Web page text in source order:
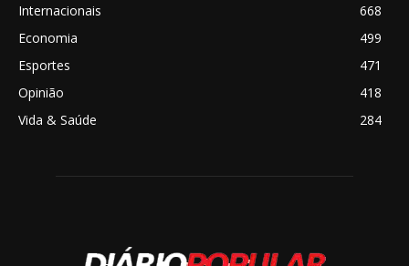
Internacionais
668
Economia
499
Esportes
471
Opinião
418
Vida & Saúde
284